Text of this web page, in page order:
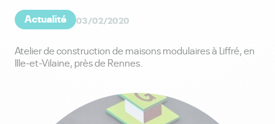
Actualité 03/02/2020
Atelier de construction de maisons modulaires à Liffré, en
Ille-et-Vilaine, près de Rennes.